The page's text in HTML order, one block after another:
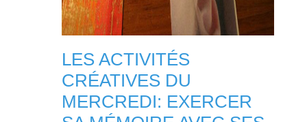
LES ACTIVITÉS
CRÉATIVES DU
MERCREDI: EXERCER